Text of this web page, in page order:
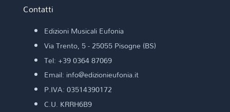
Contatti
Edizioni Musicali Eufonia
Via Trento, 5 - 25055 Pisogne (BS)
Tel: +39 0364 87069
Email: info@edizionieufonia.it
P.IVA: 03514390172
C.U. KRRH6B9